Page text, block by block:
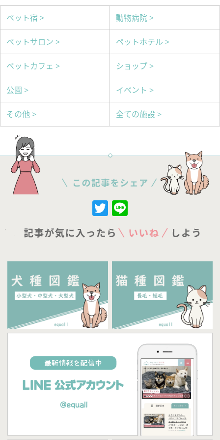
ペット宿 > 動物病院 >
ペットサロン > ペットホテル >
ペットカフェ > ショップ >
公園 > イベント >
その他 > 全ての施設 >
Twitter